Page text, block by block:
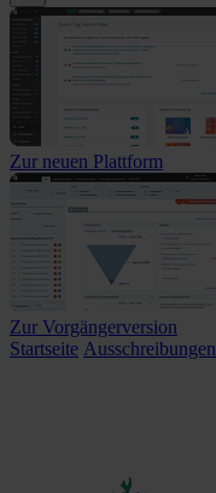
Zur neuen Plattform
Zur Vorgängerversion
Startseite Ausschreibungen